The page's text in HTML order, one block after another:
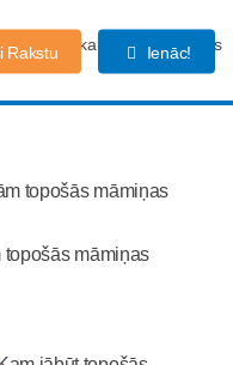
kalendārs Forums
Rakstu Ienāc!
māmiņas